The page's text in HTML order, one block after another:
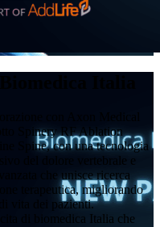
Spinery RF Ablation
Spine, con una tecnologia
del dolore vertebrale e
che unisce ricerca
terapeutica, migliorando
vita dei pazienti.
di biomedica Italia che